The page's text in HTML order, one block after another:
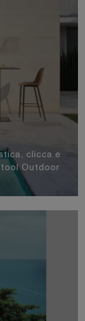
clicca e
Outdoor